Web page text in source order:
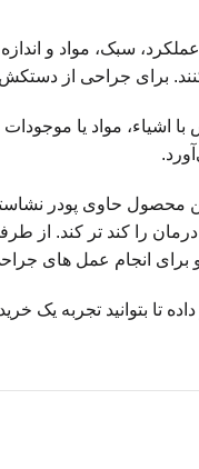
سبک، مواد و
برای جراحی از
اشیاء، مواد یا
محصول حاوی پودر
را کند تر کند. از
و برای انجام عمل های
تا بتوانید تجربه یک